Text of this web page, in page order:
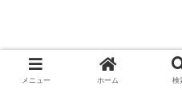
メニュー ホーム 検